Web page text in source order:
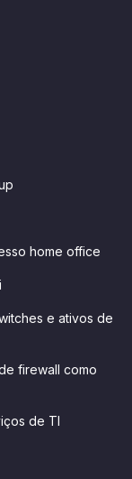
home office
e ativos de
firewall como
de TI